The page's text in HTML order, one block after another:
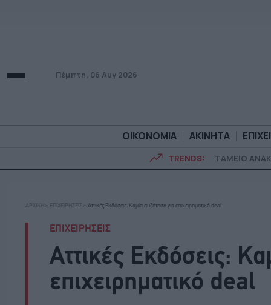
Πέμπτη, 06 Αυγ 2026
ΟΙΚΟΝΟΜΙΑ ΑΚΙΝΗΤΑ
TRENDS: ΤΑΜΕΙΟ
ΟΙΚΟΝΟΜΙΑ
ΑΡΧΙΚΗ » ΕΠΙΧΕΙΡΗΣΕΙΣ » Αττικές Εκδόσεις: Καμία συζήτηση για επιχειρηματικό deal
ΕΠΙΧΕΙΡΗΣΕΙΣ
Αττικές Εκδόσεις:
επιχειρηματικό deal